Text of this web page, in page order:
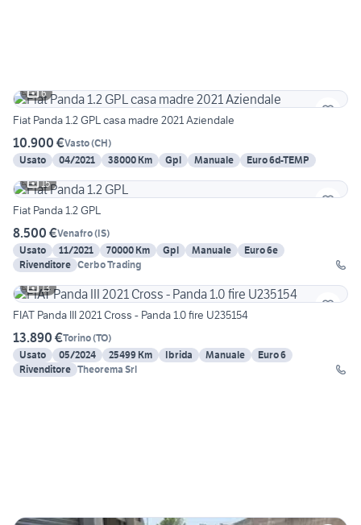
6
Fiat Panda 1.2 GPL casa madre 2021 Aziendale
10.900 €Vasto(CH)
Usato
04/2021 38000 Km Gpl Manuale
Euro 6d-TEMP
15
Fiat Panda 1.2 GPL
8.500 €Venafro(IS)
Usato
11/2021 70000 Km Gpl Manuale
Euro 6e
Rivenditore Cerbo Trading
13
FIAT Panda III 2021 Cross - Panda 1.0 fire U235154
13.890 €Torino(TO)
Usato
05/2024 25499 Km Ibrida Manuale
Euro 6
Rivenditore Theorema Srl